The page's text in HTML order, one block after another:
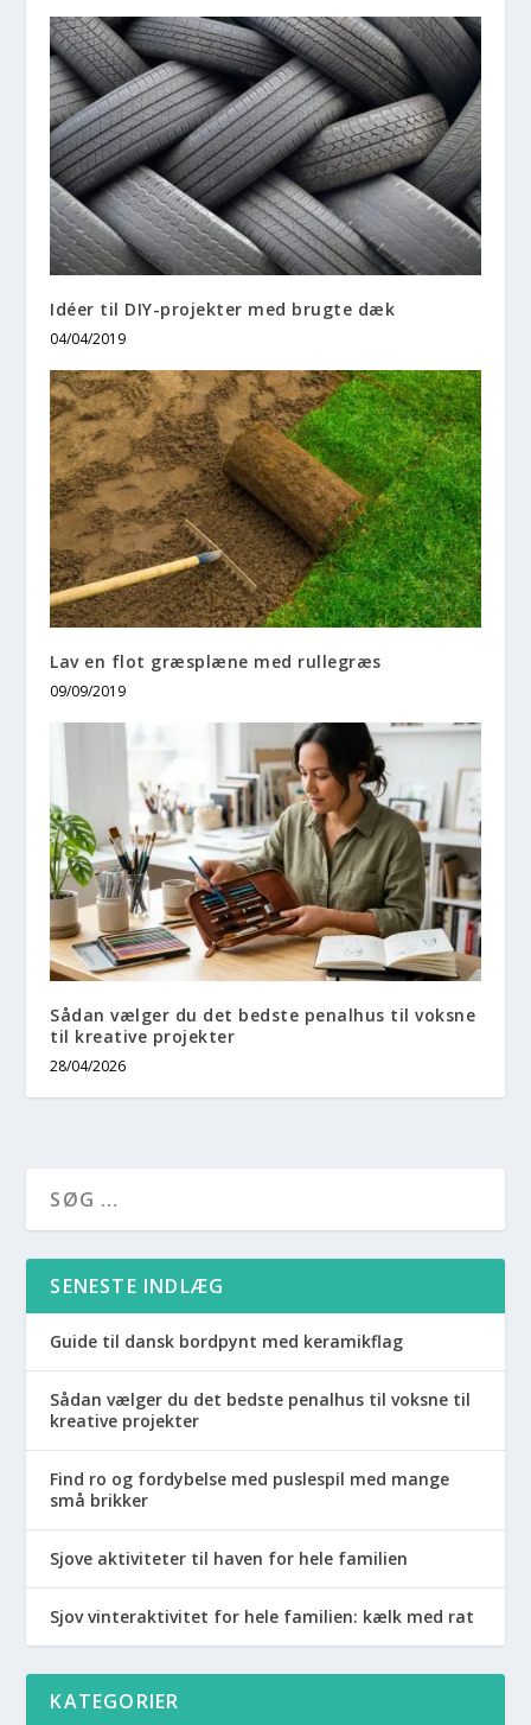
Idéer til DIY-projekter med brugte dæk
04/04/2019
Lav en flot græsplæne med rullegræs
09/09/2019
Sådan vælger du det bedste penalhus til voksne
til kreative projekter
28/04/2026
SENESTE INDLÆG
Guide til dansk bordpynt med keramikflag
Sådan vælger du det bedste penalhus til voksne til
kreative projekter
Find ro og fordybelse med puslespil med mange
små brikker
Sjove aktiviteter til haven for hele familien
Sjov vinteraktivitet for hele familien: kælk med rat
KATEGORIER